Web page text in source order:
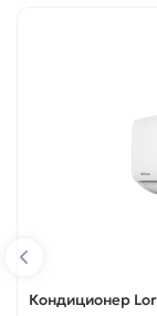
Кондиционер